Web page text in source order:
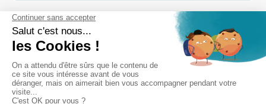
Cabinet d’experts-comptables commissaires aux